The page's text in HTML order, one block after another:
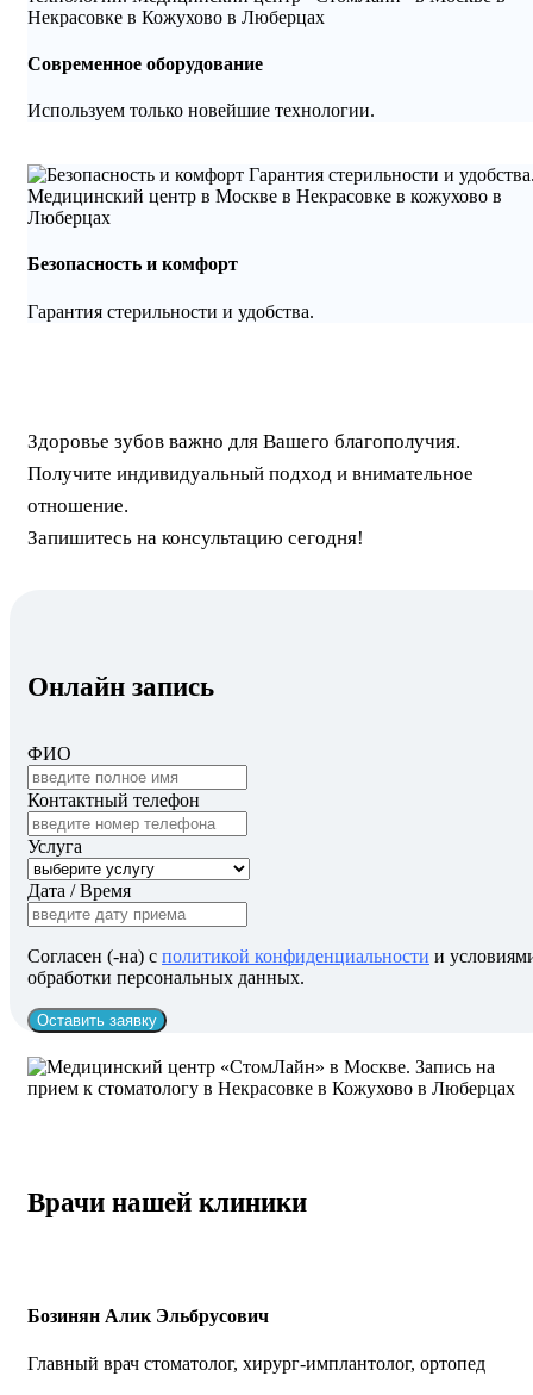
Современное оборудование
Используем только новейшие технологии.
Безопасность и комфорт
Гарантия стерильности и удобства.
Здоровье зубов важно для Вашего благополучия.
Получите индивидуальный подход и внимательное
отношение.
Запишитесь на консультацию сегодня!
Онлайн запись
ФИО
Контактный телефон
Услуга
Дата / Время
Согласен (-на) с политикой конфиденциальности и
обработки персональных данных.
Оставить заявку
Врачи нашей клиники
Бозинян Алик Эльбрусович
Главный врач стоматолог, хирург-имплантолог, ортопед